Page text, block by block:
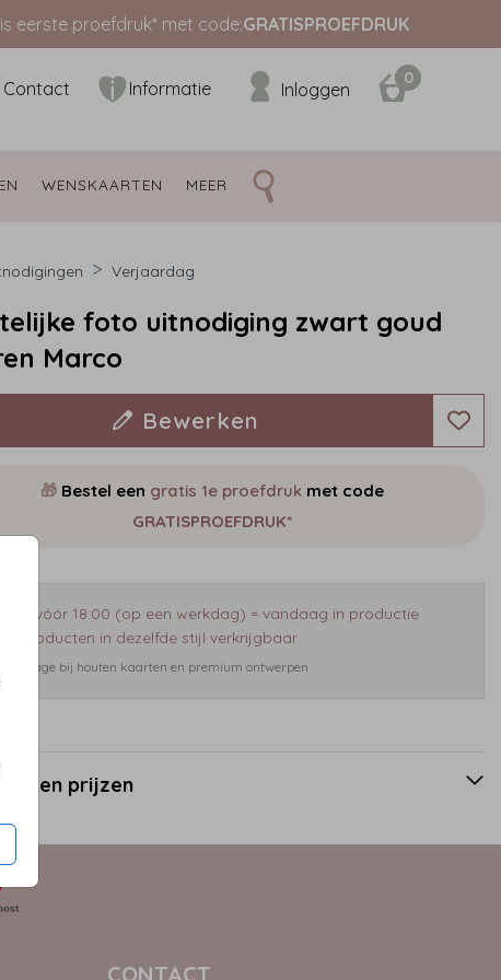
eerste proefdruk* met code:GRATISPROEFDRUK
Contact Informatie Inloggen
0
WENSKAARTEN MEER
Verjaardag
foto uitnodiging zwart goud
Marco
Bewerken
🎁 Bestel een gratis 1e proefdruk met code
GRATISPROEFDRUK*
vóór 18:00 (op een werkdag) = vandaag in productie
producten in dezelfde stijl verkrijgbaar
bijdrage bij houten kaarten en premium ontwerpen
en prijzen
CONTACT